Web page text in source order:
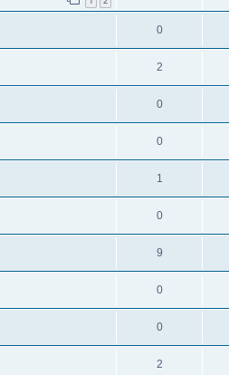
0
2
0
0
1
0
9
0
0
2